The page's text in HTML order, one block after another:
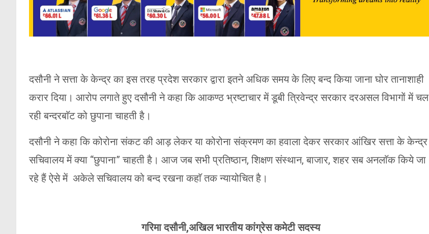
दसौनी ने सत्ता के केन्द्र का इस तरह प्रदेश सरकार द्वारा इतने अधिक समय के लिए बन्द किया जाना घोर तानाशाही
करार दिया। आरोप लगाते हुए दसौनी ने कहा कि आकण्ठ भ्रष्टाचार में डूबी त्रिवेन्द्र सरकार दरअसल विभागों में चल
रही बन्दरबाॅट को छुपाना चाहती है।
दसौनी ने कहा कि कोरोना संकट की आड़ लेकर या कोरोना संक्रमण का हवाला देकर सरकार आंखिर सत्ता के केन्द्र
सचिवालय में क्या “छुपाना” चाहती है। आज जब सभी प्रतिष्ठान, शिक्षण संस्थान, बाजार, शहर सब अनलाॅक किये जा
रहे हैं ऐसे में अकेले सचिवालय को बन्द रखना कहाॅ तक न्यायोचित है।
गरिमा दसौनी,अखिल भारतीय कांग्रेस कमेटी सदस्य